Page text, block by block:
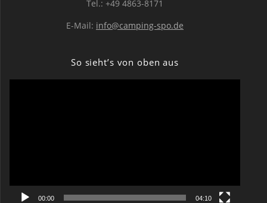
Tel.: +49 4863-8171
E-Mail: info@camping-spo.de
So sieht’s von oben aus
00:00 04:10